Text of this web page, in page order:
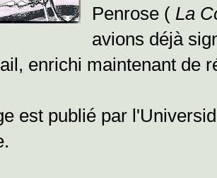
Penrose ( La
avions déjà
enrichi maintenant de
est publié par